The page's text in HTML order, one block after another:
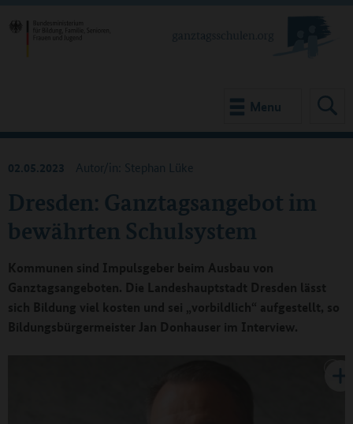
Menu
Dresden: Ganztagsangebot im
bewährten Schulsystem
02.05.2023 Autor/in: Stephan Lüke
Kommunen sind Impulsgeber beim Ausbau von
Ganztagsangeboten. Die Landeshauptstadt Dresden lässt
sich Bildung viel kosten und sei „vorbildlich“ aufgestellt, so
Bildungsbürgermeister Jan Donhauser im Interview.